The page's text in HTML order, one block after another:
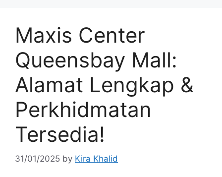
Maxis Center
Queensbay Mall:
Alamat Lengkap &
Perkhidmatan
Tersedia!
31/01/2025 by Kira Khalid